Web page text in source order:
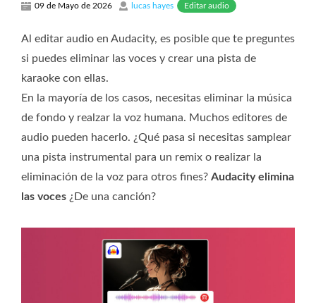
09 de Mayo de 2026 lucas hayes Editar audio
Al editar audio en Audacity, es posible que te preguntes
si puedes eliminar las voces y crear una pista de
karaoke con ellas.
En la mayoría de los casos, necesitas eliminar la música
de fondo y realzar la voz humana. Muchos editores de
audio pueden hacerlo. ¿Qué pasa si necesitas samplear
una pista instrumental para un remix o realizar la
eliminación de la voz para otros fines? Audacity elimina
las voces ¿De una canción?